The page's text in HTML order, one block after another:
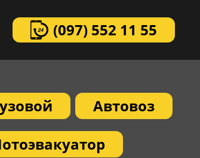
(097) 552 11 55
Автовоз